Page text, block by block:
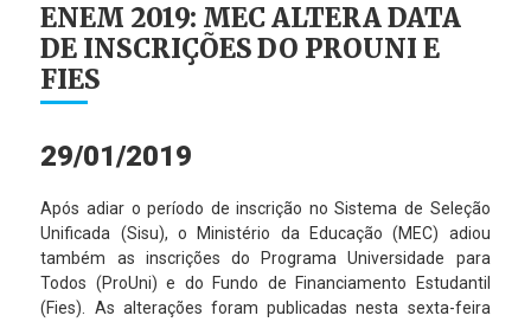
ENEM 2019: MEC ALTERA DATA
DE INSCRIÇÕES DO PROUNI E
FIES
29/01/2019
Após adiar o período de inscrição no Sistema de Seleção
Unificada (Sisu), o Ministério da Educação (MEC) adiou
também as inscrições do Programa Universidade para
Todos (ProUni) e do Fundo de Financiamento Estudantil
(Fies). As alterações foram publicadas nesta sexta-feira